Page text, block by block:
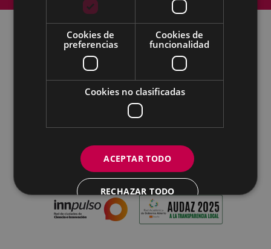
Tfnoa.: 943 70 84 00 / 010 | Faxa: 943 70 84 16 |
Cookies de
preferencias
Cookies de
funcionalidad
Cookies no clasificadas
ACEPTAR TODO
RECHAZAR TODO
MOSTRAR DETALLES